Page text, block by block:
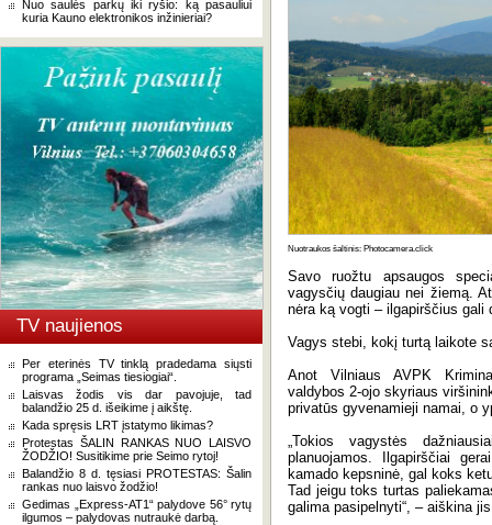
Nuo saulės parkų iki ryšio: ką pasauliui
kuria Kauno elektronikos inžinieriai?
TV naujienos
Per eterinės TV tinklą pradedama siųsti
programa „Seimas tiesiogiai“.
Laisvas žodis vis dar pavojuje, tad
balandžio 25 d. išeikime į aikštę.
Kada spręsis LRT įstatymo likimas?
Protestas ŠALIN RANKAS NUO LAISVO
ŽODŽIO! Susitikime prie Seimo rytoj!
Balandžio 8 d. tęsiasi PROTESTAS: Šalin
rankas nuo laisvo žodžio!
Gedimas „Express-AT1“ palydove 56° rytų
ilgumos – palydovas nutraukė darbą.
Nuotraukos šaltinis: Photocamera.click
Savo ruožtu apsaugos
vagysčių daugiau nei žiemą.
nėra ką vogti – ilgapirščius
Vagys stebi, kokį turtą laikote
Anot Vilniaus AVPK
valdybos 2-ojo skyriaus
privatūs gyvenamieji namai, o
„Tokios vagystės
planuojamos. Ilgapirščiai
kamado kepsninė, gal koks
Tad jeigu toks turtas
galima pasipelnyti“, – aiškina